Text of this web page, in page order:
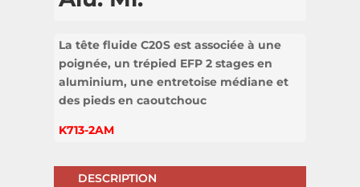
La tête fluide C20S est associée à une
poignée, un trépied EFP 2 stages en
aluminium, une entretoise médiane et
des pieds en caoutchouc
K713-2AM
DESCRIPTION